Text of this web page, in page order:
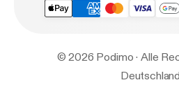
© 2026 Podimo · Alle
Deutschland